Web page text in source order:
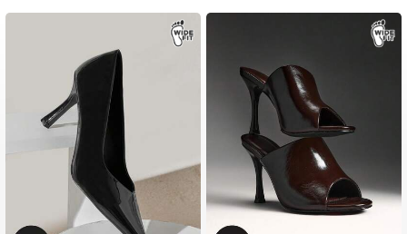
770K 팔로워
4.90
4.90
4.90 770K 팔로워